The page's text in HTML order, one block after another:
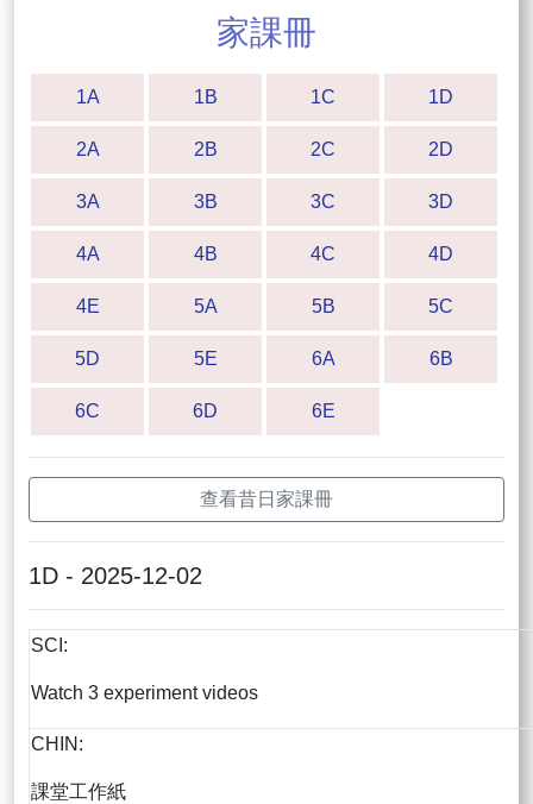
家課冊
1A 1B 1C 1D
2A 2B 2C 2D
3A 3B 3C 3D
4A 4B 4C 4D
4E 5A 5B 5C
5D 5E 6A 6B
6C 6D 6E
查看昔日家課冊
1D - 2025-12-02
SCI:
Watch 3 experiment videos
CHIN:
課堂工作紙